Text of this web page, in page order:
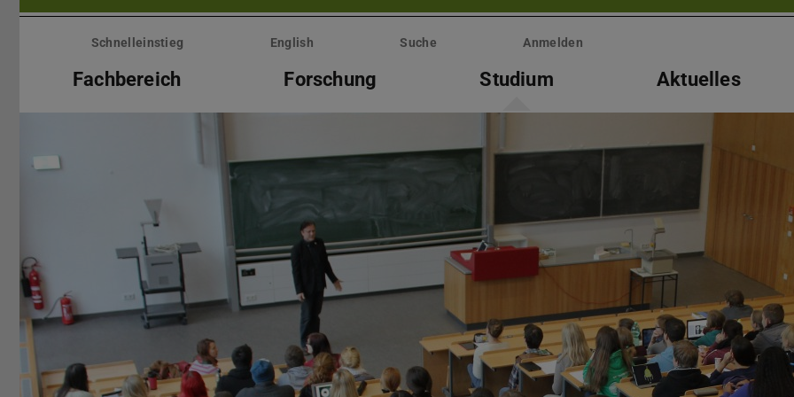
Menü
überspringenSchnelleinstieg English Suche Anmelden
Fachbereich Forschung Studium Aktuelles